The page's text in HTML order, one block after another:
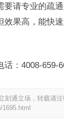
要请专业的疏
效果高，能快
：4008-659-
刻通立场，转载请注